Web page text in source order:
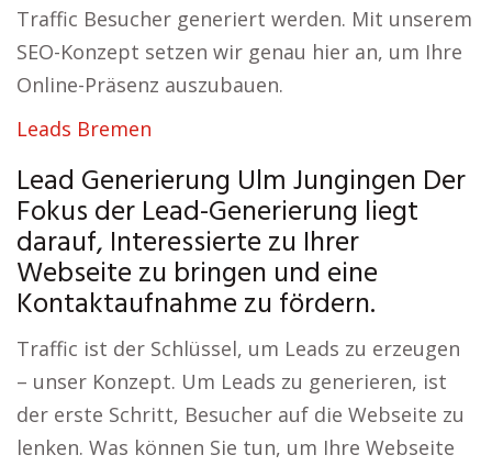
Traffic Besucher generiert werden. Mit unserem
SEO-Konzept setzen wir genau hier an, um Ihre
Online-Präsenz auszubauen.
Leads Bremen
Lead Generierung Ulm Jungingen Der
Fokus der Lead-Generierung liegt
darauf, Interessierte zu Ihrer
Webseite zu bringen und eine
Kontaktaufnahme zu fördern.
Traffic ist der Schlüssel, um Leads zu erzeugen
– unser Konzept. Um Leads zu generieren, ist
der erste Schritt, Besucher auf die Webseite zu
lenken. Was können Sie tun, um Ihre Webseite